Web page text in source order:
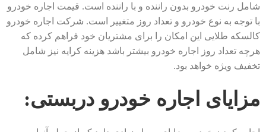
شامل رنت خودرو بدون راننده و با راننده است. قیمت اجاره خودرو
با توجه به نوع خودرو و تعداد روز متغییر است. شرکت اجاره خودرو
کالسکه طلایی این امکان را برای مشتریان خود فراهم کرده که
هرچه تعداد روز اجاره خودرو بیشتر باشد هزینه کرایه نیز شامل
تخفیف ویژه خواهد بود.
مزایای اجاره خودرو دربستی: